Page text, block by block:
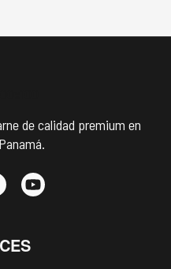
de calidad premium en